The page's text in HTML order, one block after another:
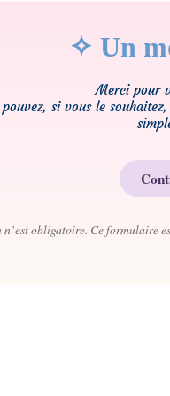
✧ Un
Merci pour
pouvez, si vous le
n’est obligatoire. Ce formulaire